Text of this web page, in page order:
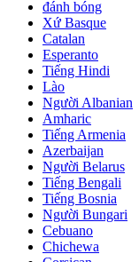
đánh bóng
Xứ Basque
Catalan
Esperanto
Tiếng Hindi
Lào
Người Albanian
Amharic
Tiếng Armenia
Azerbaijan
Người Belarus
Tiếng Bengali
Tiếng Bosnia
Người Bungari
Cebuano
Chichewa